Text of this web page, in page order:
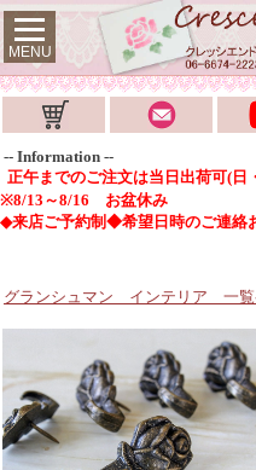
MENU
-- Information --
正午までのご注文は当日出荷可(日
※8/13～8/16 お盆休み
◆来店ご予約制◆希望日時のご連絡
グランシュマン インテリア 一覧